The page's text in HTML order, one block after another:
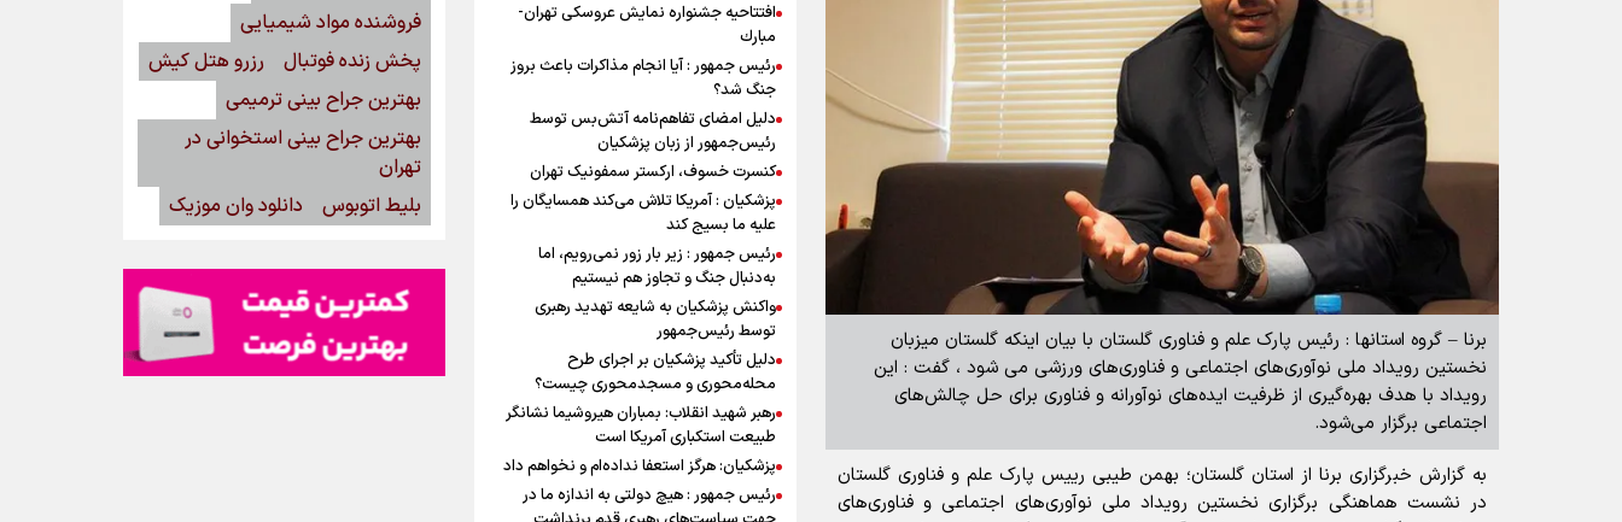
برنا – گروه استانها : رئیس پارک علم و فناوری گلستان با بیان اینکه گلستان میزبان
نخستین رویداد ملی نوآوری‌های اجتماعی و فناوری‌های ورزشی می شود ، گفت : این
رویداد با هدف بهره‌گیری از ظرفیت ایده‌های نوآورانه و فناوری برای حل چالش‌های
اجتماعی برگزار می‌شود.
به گزارش خبرگزاری برنا از استان گلستان؛ بهمن طیبی رییس پارک علم و فناوری گلستان
در نشست هماهنگی برگزاری نخستین رویداد ملی نوآوری‌های اجتماعی و فناوری‌های
افتتاحیه جشنواره نمايش عروسكى تهران-
مبارك
رئیس جمهور : آیا انجام مذاکرات باعث بروز
جنگ شد؟
دلیل امضای تفاهم‌نامه آتش‌بس توسط
رئیس‌جمهور از زبان پزشکیان
کنسرت خسوف، ارکستر سمفونیک تهران
پزشکیان : آمریکا تلاش می‌کند همسایگان را
علیه ما بسیج کند
رئیس جمهور : زیر بار زور نمی‌رویم، اما
به‌دنبال جنگ و تجاوز هم نیستیم
واکنش پزشکیان به شایعه تهدید رهبری
توسط رئیس‌جمهور
دلیل تأکید پزشکیان بر اجرای طرح
محله‌محوری و مسجدمحوری چیست؟
رهبر شهید انقلاب: بمباران هیروشیما نشانگر
طبیعت استکباری آمریکا است
پزشکیان: هرگز استعفا نداده‌ام و نخواهم داد
رئیس جمهور : هیچ دولتی به اندازه ما در
فروشنده مواد شیمیایی
پخش زنده فوتبال
رزرو هتل کیش
بهترین جراح بینی ترمیمی
بهترین جراح بینی استخوانی در
تهران
بلیط اتوبوس
دانلود وان موزیک